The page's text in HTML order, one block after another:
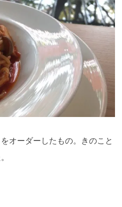
オーダーしたもの。きのこと